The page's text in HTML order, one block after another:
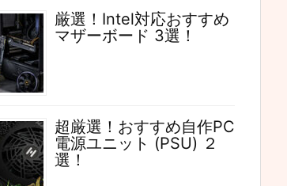
厳選！Intel対応おすすめ
マザーボード 3選！
超厳選！おすすめ自作PC
電源ユニット (PSU) ２
選！